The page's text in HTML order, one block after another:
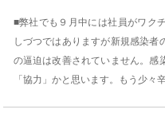
■弊社でも９月中には社員がワク
しづつではありますが新規感染者
の逼迫は改善されていません。感
「協力」かと思います。もう少々